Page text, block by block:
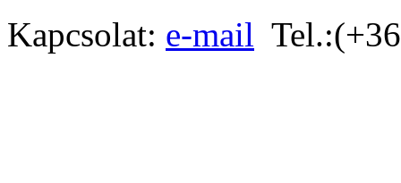
Kapcsolat: e-mail